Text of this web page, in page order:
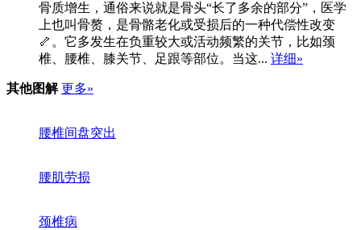
骨质增生，通俗来说就是骨头“长了多余的部分”，医学
上也叫骨赘，是骨骼老化或受损后的一种代偿性改变
🦴。​它多发生在负重较大或活动频繁的关节，比如颈
椎、腰椎、膝关节、足跟等部位。当这... 详细»
其他图解 更多»
腰椎间盘突出
腰肌劳损
颈椎病